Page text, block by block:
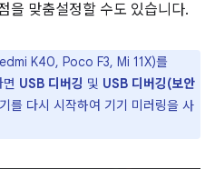
을 맞춤설정할 수도 있습니다.
K40, Poco F3, Mi 11X)를
USB 디버깅 및 USB 디버깅(보안
를 다시 시작하여 기기 미러링을 사